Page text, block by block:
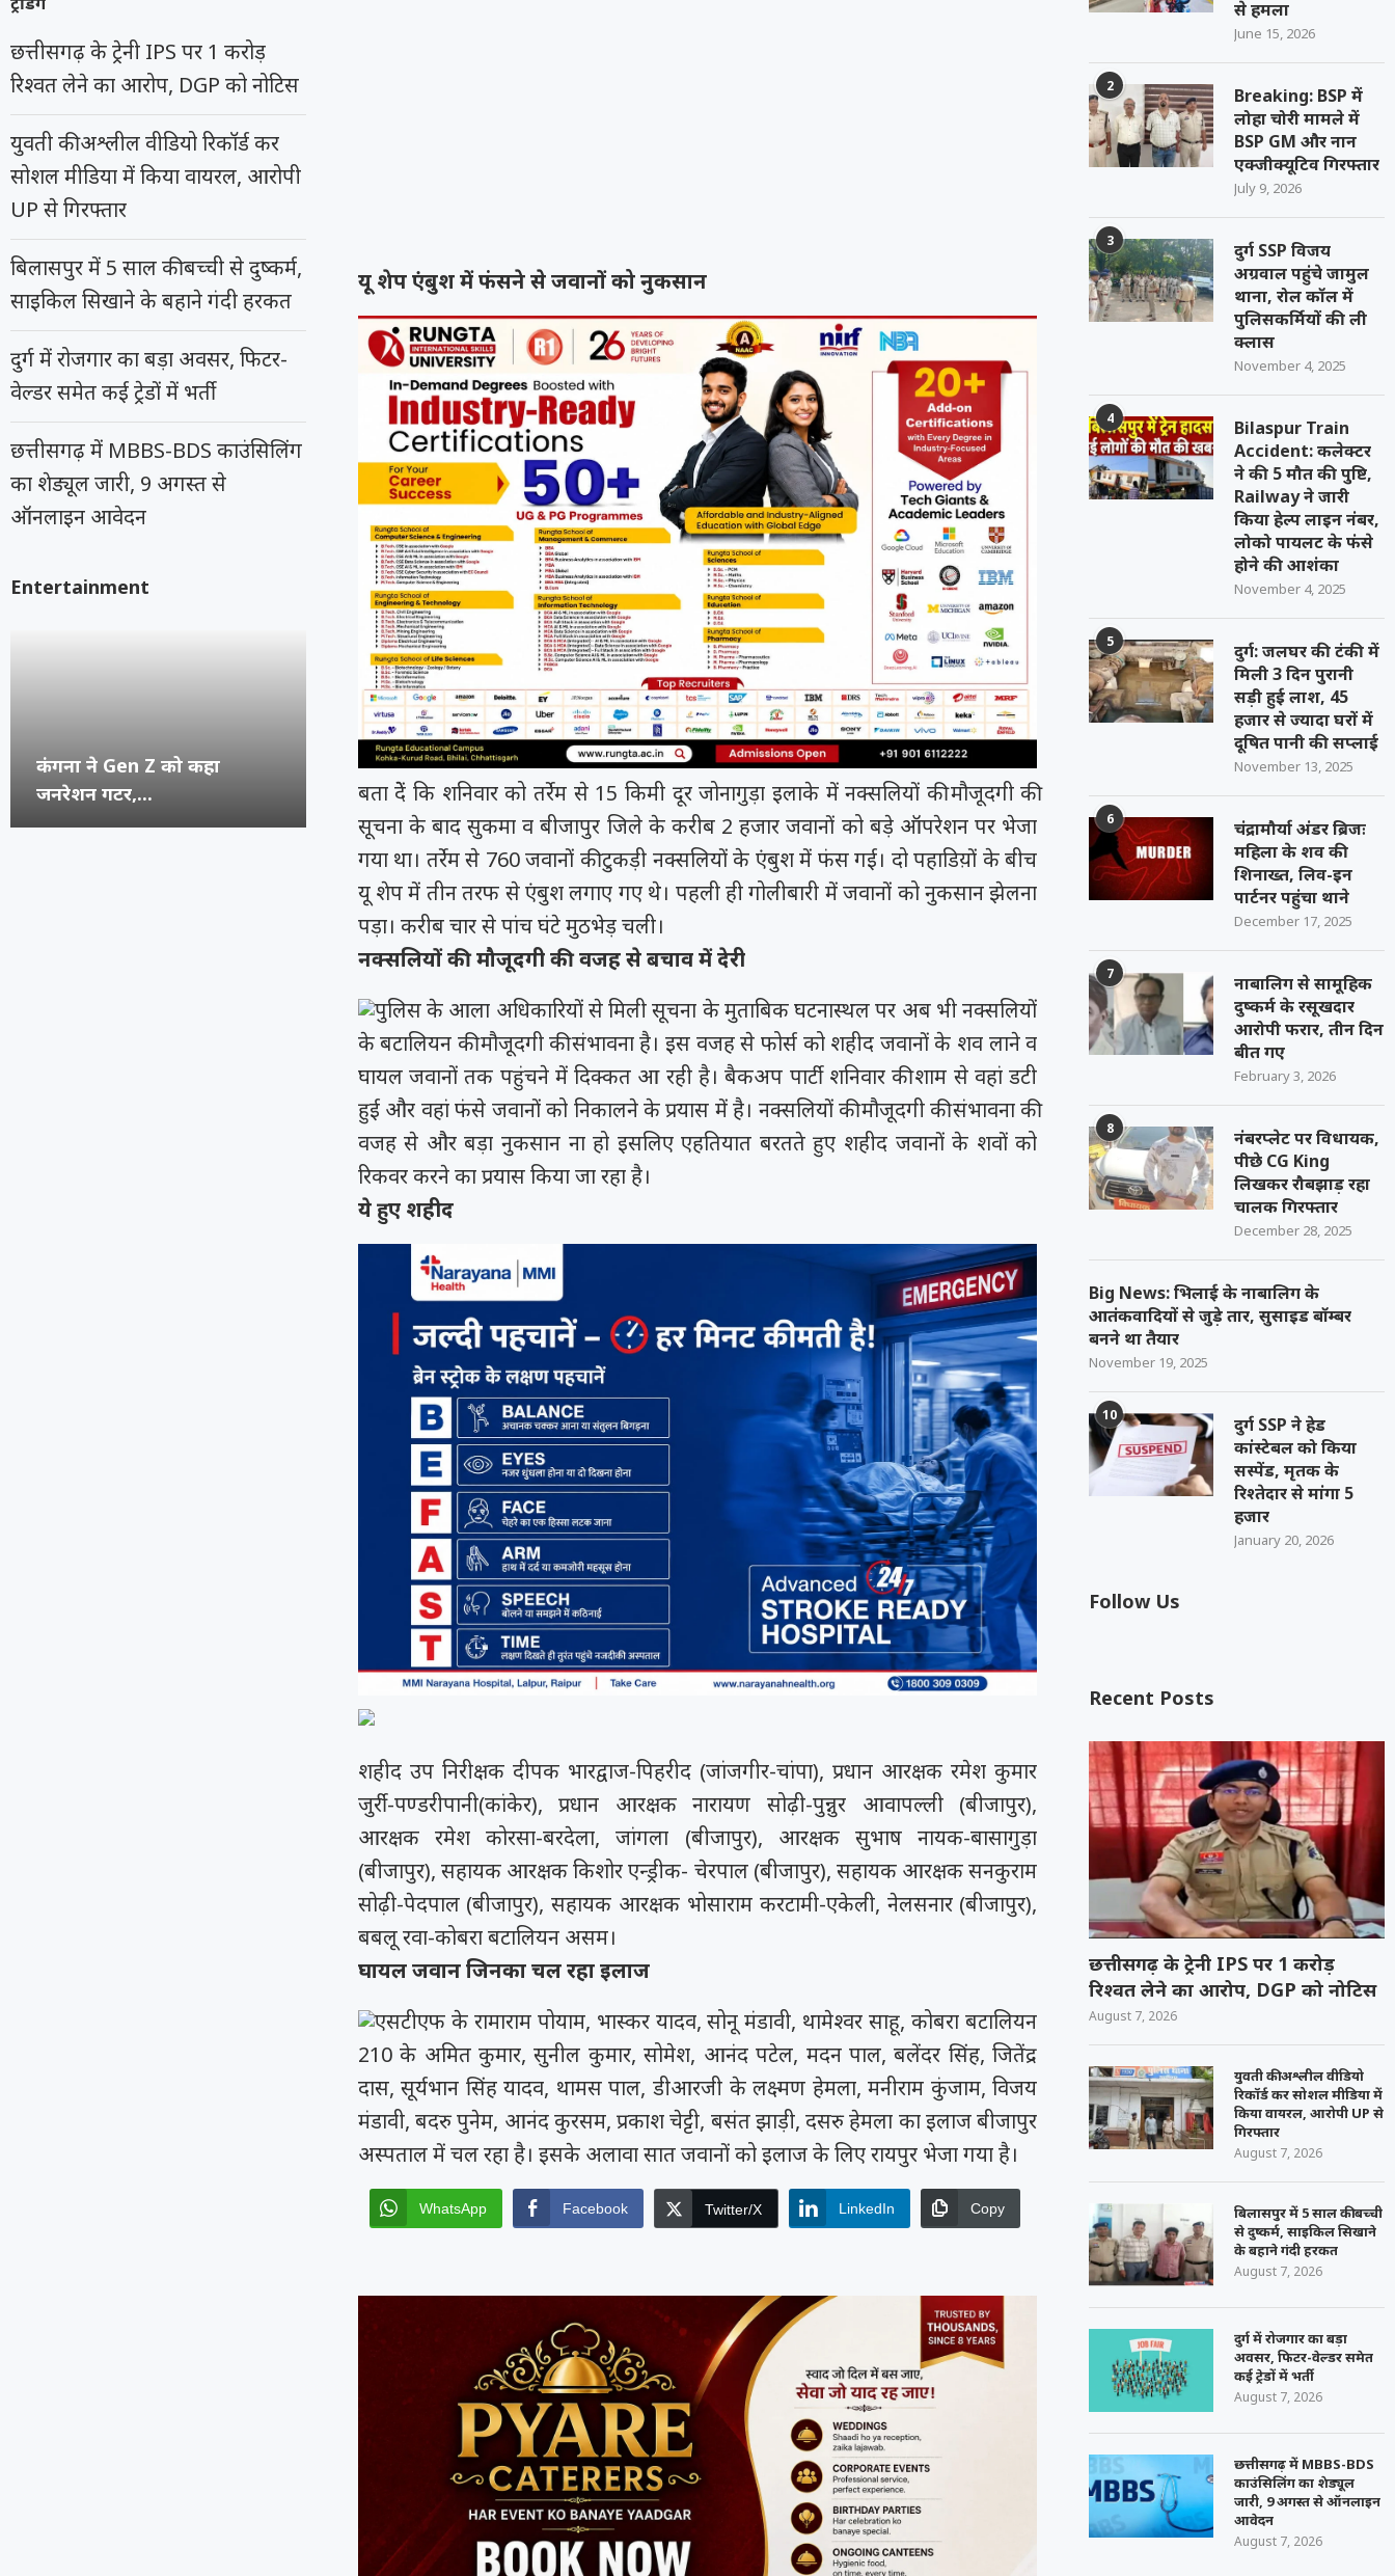
यू शेप एंबुश में फंसने से जवानों को नुकसान
बता देें कि शनिवार को तर्रेम से 15 किमी दूर जोनागुड़ा इलाके में नक्सलियों की मौजूदगी की
सूचना के बाद सुकमा व बीजापुर जिले के करीब 2 हजार जवानों को बड़े ऑपरेशन पर भेजा
गया था। तर्रेम से 760 जवानों की टुकड़ी नक्सलियों के एंबुश में फंस गई। दो पहाडिय़ों के बीच
यू शेप में तीन तरफ से एंबुश लगाए गए थे। पहली ही गोलीबारी में जवानों को नुकसान झेलना
पड़ा। करीब चार से पांच घंटे मुठभेड़ चली।
नक्सलियों की मौजूदगी की वजह से बचाव में देरी
पुलिस के आला अधिकारियों से मिली सूचना के मुताबिक घटनास्थल पर अब भी नक्सलियों
के बटालियन की मौजूदगी की संभावना है। इस वजह से फोर्स को शहीद जवानों के शव लाने व
घायल जवानों तक पहुंचने में दिक्कत आ रही है। बैकअप पार्टी शनिवार की शाम से वहां डटी
हुई और वहां फंसे जवानों को निकालने के प्रयास में है। नक्सलियों की मौजूदगी की संभावना की
वजह से और बड़ा नुकसान ना हो इसलिए एहतियात बरतते हुए शहीद जवानों के शवों को
रिकवर करने का प्रयास किया जा रहा है।
ये हुए शहीद
शहीद उप निरीक्षक दीपक भारद्वाज-पिहरीद (जांजगीर-चांपा), प्रधान आरक्षक रमेश कुमार
जुर्री-पण्डरीपानी(कांकेर), प्रधान आरक्षक नारायण सोढ़ी-पुन्नुर आवापल्ली (बीजापुर),
आरक्षक रमेश कोरसा-बरदेला, जांगला (बीजापुर), आरक्षक सुभाष नायक-बासागुड़ा
(बीजापुर), सहायक आरक्षक किशोर एन्ड्रीक- चेरपाल (बीजापुर), सहायक आरक्षक सनकुराम
सोढ़ी-पेदपाल (बीजापुर), सहायक आरक्षक भोसाराम करटामी-एकेली, नेलसनार (बीजापुर),
बबलू रवा-कोबरा बटालियन असम।
घायल जवान जिनका चल रहा इलाज
एसटीएफ के रामाराम पोयाम, भास्कर यादव, सोनू मंडावी, थामेश्वर साहू, कोबरा बटालियन
210 के अमित कुमार, सुनील कुमार, सोमेश, आनंद पटेल, मदन पाल, बलेंदर सिंह, जितेंद्र
दास, सूर्यभान सिंह यादव, थामस पाल, डीआरजी के लक्ष्मण हेमला, मनीराम कुंजाम, विजय
मंडावी, बदरु पुनेम, आनंद कुरसम, प्रकाश चेट्टी, बसंत झाड़ी, दसरु हेमला का इलाज बीजापुर
अस्पताल में चल रहा है। इसके अलावा सात जवानों को इलाज के लिए रायपुर भेजा गया है।
WhatsApp Facebook Twitter/X LinkedIn Copy
से हमला
June 15, 2026
2
Breaking: BSP में
लोहा चोरी मामले में
BSP GM और नान
एक्जीक्यूटिव गिरफ्तार
July 9, 2026
3
दुर्ग SSP विजय
अग्रवाल पहुंचे जामुल
थाना, रोल कॉल में
पुलिसकर्मियों की ली
क्लास
November 4, 2025
4
Bilaspur Train
Accident: कलेक्टर
ने की 5 मौत की पुष्टि,
Railway ने जारी
किया हेल्प लाइन नंबर,
लोको पायलट के फंसे
होने की आशंका
November 4, 2025
5
दुर्ग: जलघर की टंकी में
मिली 3 दिन पुरानी
सड़ी हुई लाश, 45
हजार से ज्यादा घरों में
दूषित पानी की सप्लाई
November 13, 2025
6
चंद्रामौर्या अंडर ब्रिजः
महिला के शव की
शिनाख्त, लिव-इन
पार्टनर पहुंचा थाने
December 17, 2025
7
नाबालिग से सामूहिक
दुष्कर्म के रसूखदार
आरोपी फरार, तीन दिन
बीत गए
February 3, 2026
8
नंबरप्लेट पर विधायक,
पीछे CG King
लिखकर रौबझाड़ रहा
चालक गिरफ्तार
December 28, 2025
Big News: भिलाई के नाबालिग के
आतंकवादियों से जुड़े तार, सुसाइड बॉम्बर
बनने था तैयार
November 19, 2025
10
दुर्ग SSP ने हेड
कांस्टेबल को किया
सस्पेंड, मृतक के
रिश्तेदार से मांगा 5
हजार
January 20, 2026
Follow Us
Recent Posts
छत्तीसगढ़ के ट्रेनी IPS पर 1 करोड़
रिश्वत लेने का आरोप, DGP को नोटिस
August 7, 2026
युवती की अश्लील वीडियो
रिकॉर्ड कर सोशल मीडिया में
किया वायरल, आरोपी UP से
गिरफ्तार
August 7, 2026
बिलासपुर में 5 साल की बच्ची
से दुष्कर्म, साइकिल सिखाने
के बहाने गंदी हरकत
August 7, 2026
दुर्ग में रोजगार का बड़ा
अवसर, फिटर-वेल्डर समेत
कई ट्रेडों में भर्ती
August 7, 2026
छत्तीसगढ़ में MBBS-BDS
काउंसिलिंग का शेड्यूल
जारी, 9 अगस्त से ऑनलाइन
आवेदन
August 7, 2026
छत्तीसगढ़ के ट्रेनी IPS पर 1 करोड़
रिश्वत लेने का आरोप, DGP को नोटिस
युवती की अश्लील वीडियो रिकॉर्ड कर
सोशल मीडिया में किया वायरल, आरोपी
UP से गिरफ्तार
बिलासपुर में 5 साल की बच्ची से दुष्कर्म,
साइकिल सिखाने के बहाने गंदी हरकत
दुर्ग में रोजगार का बड़ा अवसर, फिटर-
वेल्डर समेत कई ट्रेडों में भर्ती
छत्तीसगढ़ में MBBS-BDS काउंसिलिंग
का शेड्यूल जारी, 9 अगस्त से
ऑनलाइन आवेदन
Entertainment
कंगना ने Gen Z को कहा
जनरेशन गटर,...
सुप्रीम कोर्ट का समय रैना समेत 6
कॉमेडियन्स...
रूंगटा यूनिवर्सिटी के फिल्म
फेस्टिवल में पहुंची चक...
राष्ट्रीय नृत्य महोत्सव में चमका
भिलाई का हुनर,...